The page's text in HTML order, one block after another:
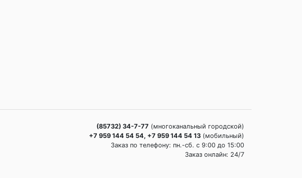
(85732) 34-7-77 (многоканальный городской)
+7 959 144 54 54, +7 959 144 54 13 (мобильный)
Заказ по телефону: пн.-сб. c 9:00 до 15:00
Заказ онлайн: 24/7